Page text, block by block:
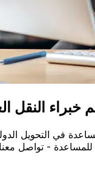
في التحويل
- تواصل